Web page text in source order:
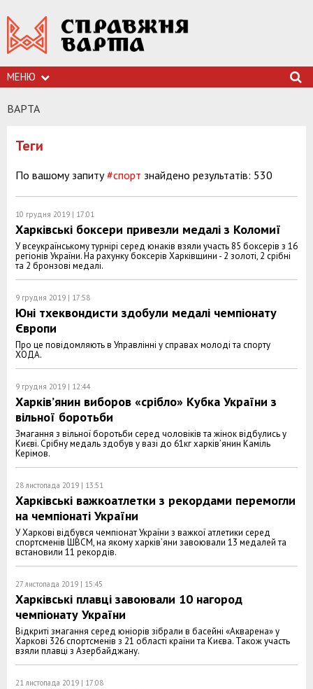
МЕНЮ
ВАРТА
Теги
По вашому запиту#спорт знайдено результатів: 530
10 грудня 2019 | 17:01
Харківські боксери привезли медалі з Коломиї
У всеукраїнському турнірі серед юнаків взяли участь 85 боксерів з 16
регіонів України. На рахунку боксерів Харківщини - 2 золоті, 2 срібні
та 2 бронзові медалі.
9 грудня 2019 | 17:58
Юні тхеквондисти здобули медалі чемпіонату
Європи
Про це повідомляють в Управлінні у справах молоді та спорту
ХОДА.
9 грудня 2019 | 12:44
Харків’янин виборов «срібло» Кубка України з
вільної боротьби
Змагання з вільної боротьби серед чоловіків та жінок відбулись у
Києві. Срібну медаль здобув у вазі до 61кг харків’янин Каміль
Керімов.
28 листопада 2019 | 13:51
Харківські важкоатлетки з рекордами перемогли
на чемпіонаті України
У Харкові відбувся чемпіонат України з важкої атлетики серед
спортсменів ШВСМ, на якому харків’яни завоювали 13 медалей та
встановили 11 рекордів.
27 листопада 2019 | 15:45
Харківські плавці завоювали 10 нагород
чемпіонату України
Відкриті змагання серед юніорів зібрали в басейні «Акварена» у
Харкові 326 спортсменів з 21 області країни та Києва. Також участь
взяли плавці з Азербайджану.
21 листопада 2019 | 17:08